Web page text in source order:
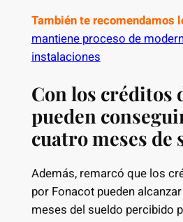
También te recomendamos
mantiene proceso de
instalaciones
Con los créditos
pueden
cuatro meses de
Además, remarcó que los
por Fonacot pueden
meses del sueldo percibido